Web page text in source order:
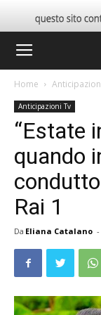
Home
Anticipazioni Tv
“Estate
quando
Rai 1
Da Eliana Catalano -